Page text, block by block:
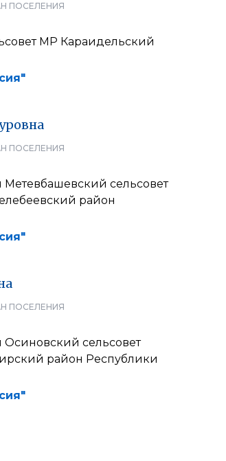
ПОСЕЛЕНИЯ
МР Караидельский
ПОСЕЛЕНИЯ
Метевбашевский сельсовет
район
ПОСЕЛЕНИЯ
Осиновский сельсовет
район Республики